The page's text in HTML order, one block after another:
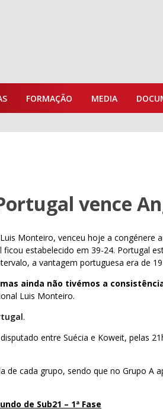
FORMAÇÃO MEDIA
vence
Monteiro, venceu hoje a congénere
estabelecido em 39-24. Portugal
a vantagem portuguesa era de
ainda não tivémos a
Luis Monteiro.
.
entre Suécia e Koweit, pelas
de cada grupo, sendo que no Grupo A
de Sub21 – 1ª Fase